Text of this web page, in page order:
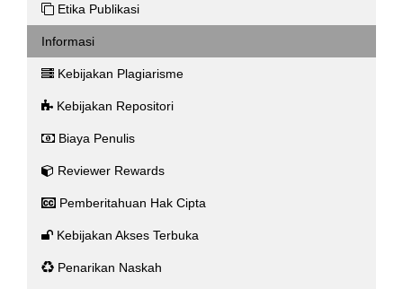
Etika Publikasi
Informasi
Kebijakan Plagiarisme
Kebijakan Repositori
Biaya Penulis
Reviewer Rewards
Pemberitahuan Hak Cipta
Kebijakan Akses Terbuka
Penarikan Naskah